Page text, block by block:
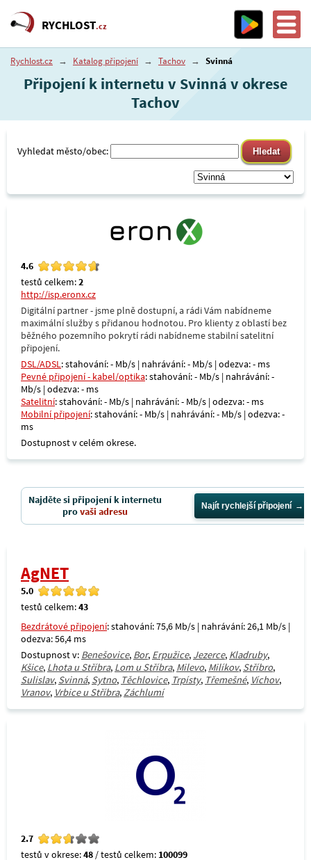
RYCHLOST.cz
Rychlost.cz → Katalog připojení → Tachov → Svinná
Připojení k internetu v Svinná v okrese
Tachov
Vyhledat město/obec:
4.6
testů celkem:2
http://isp.eronx.cz
Digitální partner - jsme plně dostupní, a rádi Vám nabídneme
maximální služby s přidanou hodnotou. Pro klienty z oblastí bez
běžného pozemního pokrytí rádi nabídneme stabilní satelitní
připojení.
DSL/ADSL: stahování: - Mb/s | nahrávání: - Mb/s | odezva: - ms
Pevné připojení - kabel/optika: stahování: - Mb/s | nahrávání: -
Mb/s | odezva: - ms
Satelitní: stahování: - Mb/s | nahrávání: - Mb/s | odezva: - ms
Mobilní připojení: stahování: - Mb/s | nahrávání: - Mb/s | odezva: -
ms
Dostupnost v celém okrese.
Najděte si připojení k internetu
provaši adresu Najít rychlejší připojení
AgNET
5.0
testů celkem:43
Bezdrátové připojení: stahování: 75,6 Mb/s | nahrávání: 26,1 Mb/s |
odezva: 56,4 ms
Dostupnost v: Benešovice, Bor, Erpužice, Jezerce, Kladruby,
Kšice, Lhota u Stříbra, Lom u Stříbra, Milevo, Milíkov, Stříbro,
Sulislav, Svinná, Sytno, Těchlovice, Trpísty, Třemešné, Víchov,
Vranov, Vrbice u Stříbra,Záchlumí
2.7
testů v okrese:48 / testů celkem: 100099